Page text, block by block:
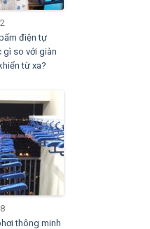
điện tự
gì so với giàn
từ xa?
thông minh